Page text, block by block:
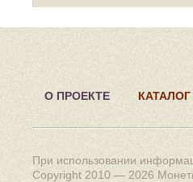
О ПРОЕКТЕ
При использовании
Copyright 2010 — 2026